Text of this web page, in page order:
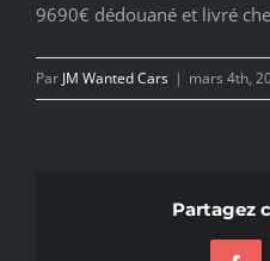
9690€ dédouané et livré
Par JM Wanted Cars | mars 4th,
Partagez